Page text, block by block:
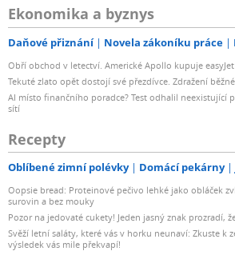
Ekonomika a byznys
Daňové přiznání Novela zákoníku práce
Obří obchod v letectví. Americké Apollo kupuje
Tekuté zlato opět dostojí své přezdívce. Zdražení
AI místo finančního poradce? Test odhalil neexistující
sítí
Recepty
Oblíbené zimní polévky Domácí pekárny
Oopsie bread: Proteinové pečivo lehké jako obláček
surovin a bez mouky
Pozor na jedovaté cukety! Jeden jasný znak prozradí,
Svěží letní saláty, které vás v horku neunaví: Zkuste k
výsledek vás mile překvapí!